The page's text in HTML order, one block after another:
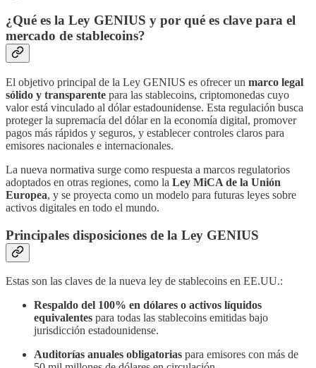
¿Qué es la Ley GENIUS y por qué es clave para el
mercado de stablecoins?
El objetivo principal de la Ley GENIUS es ofrecer un marco legal
sólido y transparente para las stablecoins, criptomonedas cuyo
valor está vinculado al dólar estadounidense. Esta regulación busca
proteger la supremacía del dólar en la economía digital, promover
pagos más rápidos y seguros, y establecer controles claros para
emisores nacionales e internacionales.
La nueva normativa surge como respuesta a marcos regulatorios
adoptados en otras regiones, como la Ley MiCA de la Unión
Europea, y se proyecta como un modelo para futuras leyes sobre
activos digitales en todo el mundo.
Principales disposiciones de la Ley GENIUS
Estas son las claves de la nueva ley de stablecoins en EE.UU.:
Respaldo del 100% en dólares o activos líquidos
equivalentes para todas las stablecoins emitidas bajo
jurisdicción estadounidense.
Auditorías anuales obligatorias para emisores con más de